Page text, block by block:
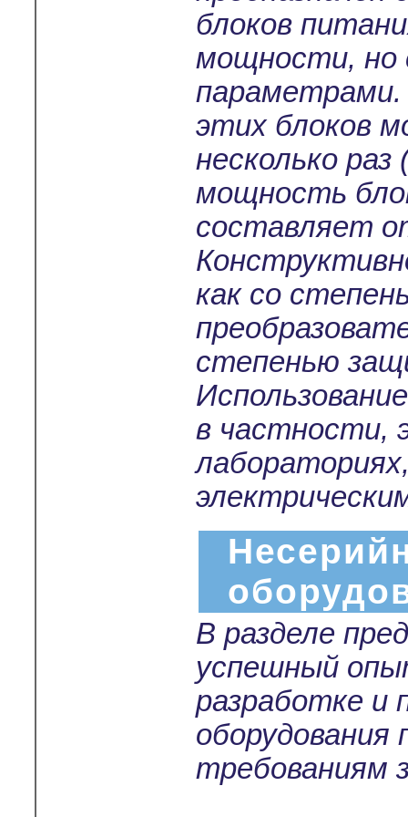
блоков
мощности, но
этих блоков
несколько
мощность
составляет
как со
степенью
в частности,
В разделе
успешный
разработке и
оборудования
требованиям